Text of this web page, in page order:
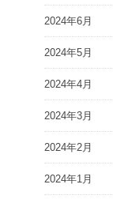
2024年6月
2024年5月
2024年4月
2024年3月
2024年2月
2024年1月